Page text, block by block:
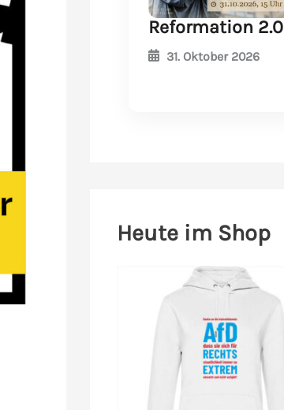
Reformation 2.0
31. Oktober 2026
Heute im Shop